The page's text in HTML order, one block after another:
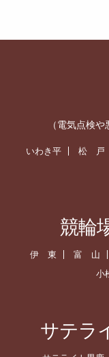
（電気点検
いわき平 松 戸
競輪
伊 東 富 山
小
サテラ